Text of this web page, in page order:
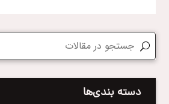
دسته بندی‌ها